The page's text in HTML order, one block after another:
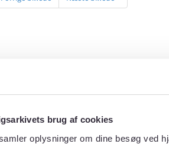
brug af cookies
oplysninger om dine besøg ved